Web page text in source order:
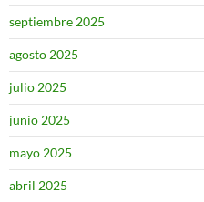
septiembre 2025
agosto 2025
julio 2025
junio 2025
mayo 2025
abril 2025